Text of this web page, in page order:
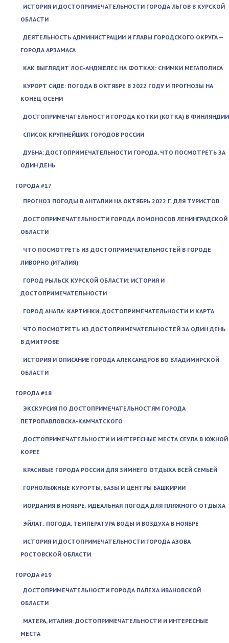
ИСТОРИЯ И ДОСТОПРИМЕЧАТЕЛЬНОСТИ ГОРОДА ЛЬГОВ В КУРСКОЙ
ОБЛАСТИ
ДЕЯТЕЛЬНОСТЬ АДМИНИСТРАЦИИ И ГЛАВЫ ГОРОДСКОГО ОКРУГА —
ГОРОДА АРЗАМАСА
КАК ВЫГЛЯДИТ ЛОС-АНДЖЕЛЕС НА ФОТКАХ: СНИМКИ МЕГАПОЛИСА
КУРОРТ СИДЕ: ПОГОДА В ОКТЯБРЕ В 2022 ГОДУ И ПРОГНОЗЫ НА
КОНЕЦ ОСЕНИ
ДОСТОПРИМЕЧАТЕЛЬНОСТИ ГОРОДА КОТКИ (KOTKA) В ФИНЛЯНДИИ
СПИСОК КРУПНЕЙШИХ ГОРОДОВ РОССИИ
ДУБНА: ДОСТОПРИМЕЧАТЕЛЬНОСТИ ГОРОДА, ЧТО ПОСМОТРЕТЬ ЗА
ОДИН ДЕНЬ
ГОРОДА #17
ПРОГНОЗ ПОГОДЫ В АНТАЛИИ НА ОКТЯБРЬ 2022 Г. ДЛЯ ТУРИСТОВ
ДОСТОПРИМЕЧАТЕЛЬНОСТИ ГОРОДА ЛОМОНОСОВ ЛЕНИНГРАДСКОЙ
ОБЛАСТИ
ЧТО ПОСМОТРЕТЬ ИЗ ДОСТОПРИМЕЧАТЕЛЬНОСТЕЙ В ГОРОДЕ
ЛИВОРНО (ИТАЛИЯ)
ГОРОД РЫЛЬСК КУРСКОЙ ОБЛАСТИ: ИСТОРИЯ И
ДОСТОПРИМЕЧАТЕЛЬНОСТИ
ГОРОД АНАПА: КАРТИНКИ, ДОСТОПРИМЕЧАТЕЛЬНОСТИ И КАРТА
ЧТО ПОСМОТРЕТЬ ИЗ ДОСТОПРИМЕЧАТЕЛЬНОСТЕЙ ЗА ОДИН ДЕНЬ
В ДМИТРОВЕ
ИСТОРИЯ И ОПИСАНИЕ ГОРОДА АЛЕКСАНДРОВ ВО ВЛАДИМИРСКОЙ
ОБЛАСТИ
ГОРОДА #18
ЭКСКУРСИЯ ПО ДОСТОПРИМЕЧАТЕЛЬНОСТЯМ ГОРОДА
ПЕТРОПАВЛОВСКА-КАМЧАТСКОГО
ДОСТОПРИМЕЧАТЕЛЬНОСТИ И ИНТЕРЕСНЫЕ МЕСТА СЕУЛА В ЮЖНОЙ
КОРЕЕ
КРАСИВЫЕ ГОРОДА РОССИИ ДЛЯ ЗИМНЕГО ОТДЫХА ВСЕЙ СЕМЬЕЙ
ГОРНОЛЫЖНЫЕ КУРОРТЫ, БАЗЫ И ЦЕНТРЫ БАШКИРИИ
ИОРДАНИЯ В НОЯБРЕ: ИДЕАЛЬНАЯ ПОГОДА ДЛЯ ПЛЯЖНОГО ОТДЫХА
ЭЙЛАТ: ПОГОДА, ТЕМПЕРАТУРА ВОДЫ И ВОЗДУХА В НОЯБРЕ
ИСТОРИЯ И ДОСТОПРИМЕЧАТЕЛЬНОСТИ ГОРОДА АЗОВА
РОСТОВСКОЙ ОБЛАСТИ
ГОРОДА #19
ДОСТОПРИМЕЧАТЕЛЬНОСТИ ГОРОДА ПАЛЕХА ИВАНОВСКОЙ
ОБЛАСТИ
МАТЕРА, ИТАЛИЯ: ДОСТОПРИМЕЧАТЕЛЬНОСТИ И ИНТЕРЕСНЫЕ
МЕСТА